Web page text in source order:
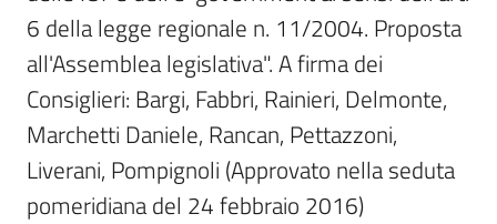
cittadini
6 della legge regionale n. 11/2004. Proposta
all'Assemblea legislativa". A firma dei
Consiglieri: Bargi, Fabbri, Rainieri, Delmonte,
Marchetti Daniele, Rancan, Pettazzoni,
Liverani, Pompignoli (Approvato nella seduta
pomeridiana del 24 febbraio 2016)